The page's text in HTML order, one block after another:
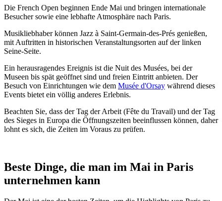
Die French Open beginnen Ende Mai und bringen internationale
Besucher sowie eine lebhafte Atmosphäre nach Paris.
Musikliebhaber können Jazz à Saint-Germain-des-Prés genießen,
mit Auftritten in historischen Veranstaltungsorten auf der linken
Seine-Seite.
Ein herausragendes Ereignis ist die Nuit des Musées, bei der
Museen bis spät geöffnet sind und freien Eintritt anbieten. Der
Besuch von Einrichtungen wie dem Musée d'Orsay während dieses
Events bietet ein völlig anderes Erlebnis.
Beachten Sie, dass der Tag der Arbeit (Fête du Travail) und der Tag
des Sieges in Europa die Öffnungszeiten beeinflussen können, daher
lohnt es sich, die Zeiten im Voraus zu prüfen.
Beste Dinge, die man im Mai in Paris
unternehmen kann